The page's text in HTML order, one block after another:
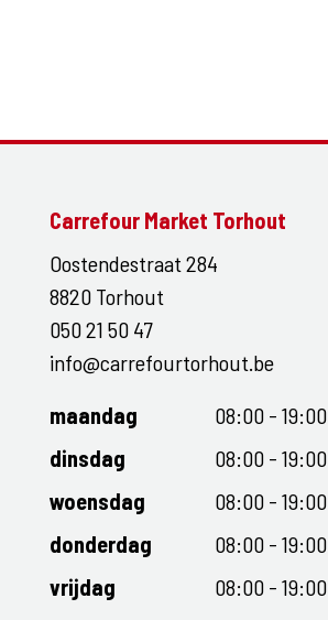
Carrefour Market Torhout
Oostendestraat 284
8820 Torhout
050 21 50 47
info@carrefourtorhout.be
maandag
08:00 - 19:00
dinsdag
08:00 - 19:00
woensdag
08:00 - 19:00
donderdag
08:00 - 19:00
vrijdag
08:00 - 19:00